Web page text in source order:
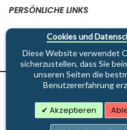
Cookies und
Diese Website verwendet
sicherzustellen, dass Sie
unseren Seiten die
Benutzererfahrung
Akzeptieren
PERSÖNLICHE LINKS
WO WIR SIND
Copyright © 1997-2026